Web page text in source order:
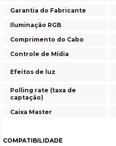
Garantia do Fabricante
Iluminação RGB
Comprimento do Cabo
Controle de Mídia
Efeitos de luz
Polling rate (taxa de
captação)
Caixa Master
COMPATIBILIDADE